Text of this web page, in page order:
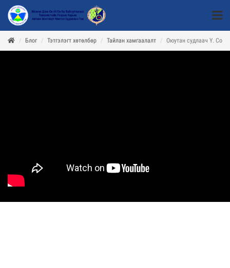
Блог Тэтгэлэгт хөтөлбөр Тайлан хамгаалалт Оюутан судлаач Ү.